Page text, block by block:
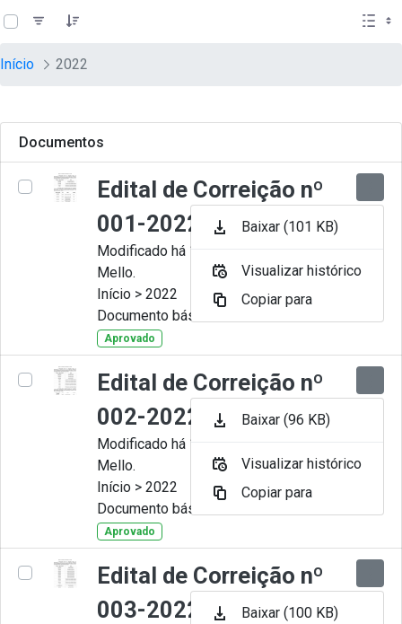
Pular para o Conteúdo principal
teste descricao
Início 2022
Documentos
Edital de Correição nº
001-2022
Modificado há 11 Meses por Artur
Mello.
Início > 2022
Documento básico
Aprovado
Edital de Correição nº
002-2022
Modificado há 11 Meses por Artur
Mello.
Início > 2022
Documento básico
Aprovado
Edital de Correição nº
003-2022
Baixar (101 KB)
Visualizar histórico
Copiar para
Baixar (96 KB)
Visualizar histórico
Copiar para
Baixar (100 KB)